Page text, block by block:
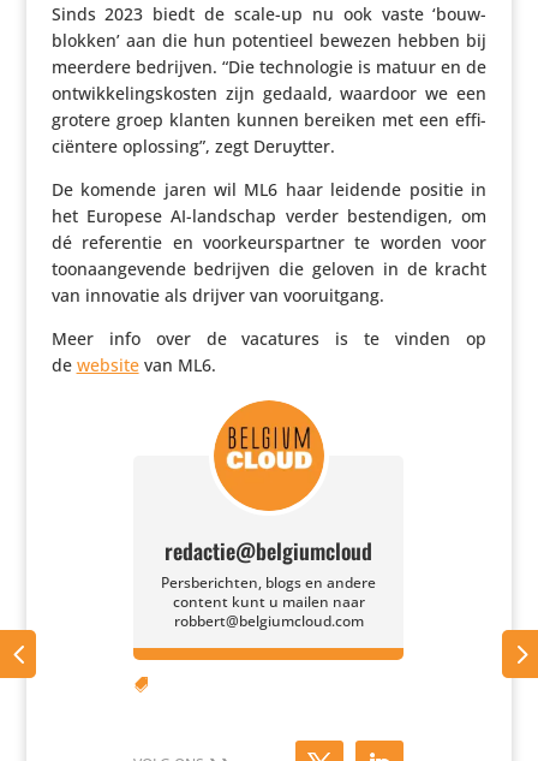
Sinds 2023 biedt de scale-up nu ook vaste ‘bouw­
blokken’ aan die hun poten­tieel bewezen hebben bij
meerdere bedrijven. “Die tech­no­logie is matuur en de
ontwik­ke­lings­kosten zijn gedaald, waardoor we een
grotere groep klanten kunnen bereiken met een effi­
ci­ën­tere oplossing”, zegt Deruytter.
De komende jaren wil ML6 haar leidende positie in
het Europese AI-landschap verder besten­digen, om
dé refe­rentie en voor­keurs­partner te worden voor
toon­aan­ge­vende bedrijven die geloven in de kracht
van innovatie als drijver van vooruitgang.
Meer info over de vacatures is te vinden op
de websitevan ML6.
redactie@belgiumcloud
Persberichten, blogs en andere
content kunt u mailen naar
robbert@belgiumcloud.com
